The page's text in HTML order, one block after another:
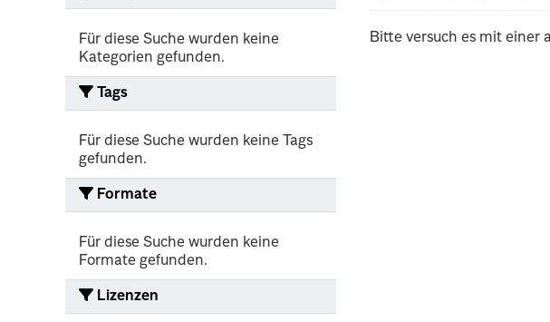
Für diese Suche wurden keine
Kategorien gefunden.
Tags
Für diese Suche wurden keine Tags
gefunden.
Formate
Für diese Suche wurden keine
Formate gefunden.
Lizenzen
Bitte versuch es mit einer